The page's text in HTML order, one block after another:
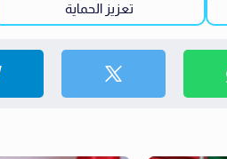
تعزيز الحماية